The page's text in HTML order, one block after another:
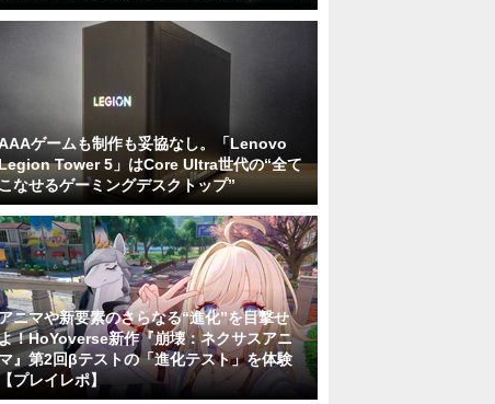
ゲームも制作も妥協なし。「Lenovo
Tower 5」はCore Ultra世代の“全て
なせるゲーミングデスクトップ”
ニマや新要素のさらなる“進化”を目撃せ
！HoYoverse新作『崩壊：ネクサスアニ
』第2回βテストの「進化テスト」を体験
プレイレポ】